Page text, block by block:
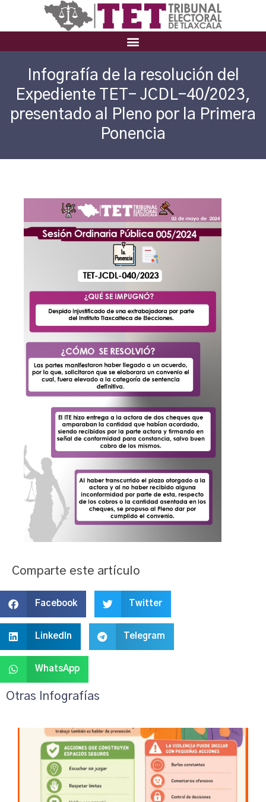
Infografía de la resolución del
Expediente TET- JCDL-40/2023,
presentado al Pleno por la Primera
Ponencia
Comparte este artículo
Facebook Twitter
LinkedIn Telegram
WhatsApp
Otras Infografías